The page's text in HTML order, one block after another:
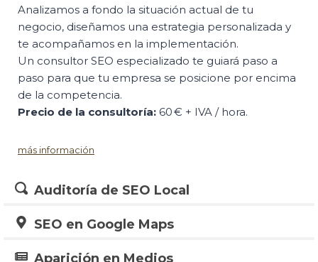
Analizamos a fondo la situación actual de tu
negocio, diseñamos una estrategia personalizada y
te acompañamos en la implementación.
Un consultor SEO especializado te guiará paso a
paso para que tu empresa se posicione por encima
de la competencia.
Precio de la consultoría: 60 € + IVA / hora.
más información
Auditoría de SEO Local
SEO en Google Maps
Aparición en Medios